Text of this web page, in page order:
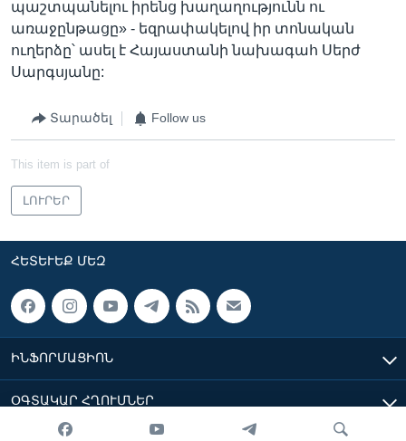
պաշտպանելու իրենց խաղաղությունն ու
առաջընթացը» - եզրափակելով իր տոնական
ուղերձը՝ ասել է Հայաստանի նախագահ Սերժ
Սարգսյանը:
Տարածել Follow us
This item is part of
ԼՈՒՐԵՐ
ՀԵՏԵՒԵՔ ՄԵԶ
ԻՆՖՈՐՄԱՑԻՈՆ
ՕԳՏԱԿԱՐ ՀՂՈՒՄՆԵՐ